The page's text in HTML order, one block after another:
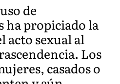
de
ha propiciado la
acto sexual al
Los
casados o